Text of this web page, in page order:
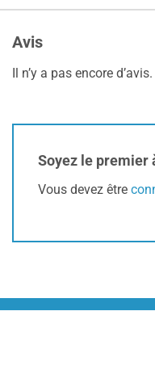
Avis
Il n’y a pas encore d’avis.
Soyez le premier
Vous devez être